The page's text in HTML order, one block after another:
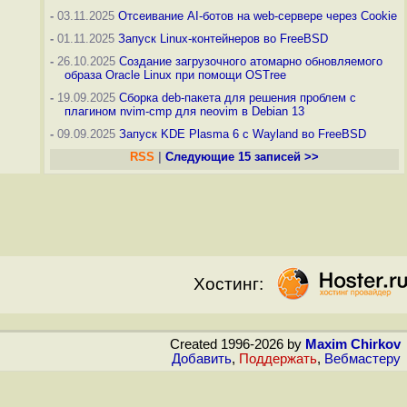
- 03.11.2025 Отсеивание AI-ботов на web-сервере через Cookie
- 01.11.2025 Запуск Linux-контейнеров во FreeBSD
- 26.10.2025 Создание загрузочного атомарно обновляемого
образа Oracle Linux при помощи OSTree
- 19.09.2025 Сборка deb-пакета для решения проблем с
плагином nvim-cmp для neovim в Debian 13
- 09.09.2025 Запуск KDE Plasma 6 с Wayland во FreeBSD
RSS
Следующие 15 записей >>
Хостинг:
Created 1996-2026 by Maxim Chirkov
Добавить, Поддержать, Вебмастеру